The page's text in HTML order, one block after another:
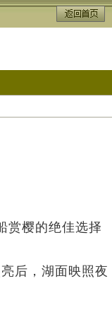
赏樱的绝佳选择
后，湖面映照夜